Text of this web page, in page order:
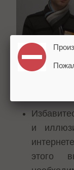
и
этого